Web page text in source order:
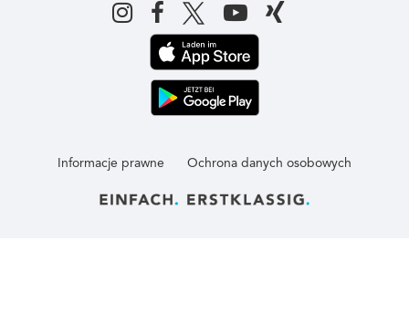
Informacje prawne Ochrona danych osobowych